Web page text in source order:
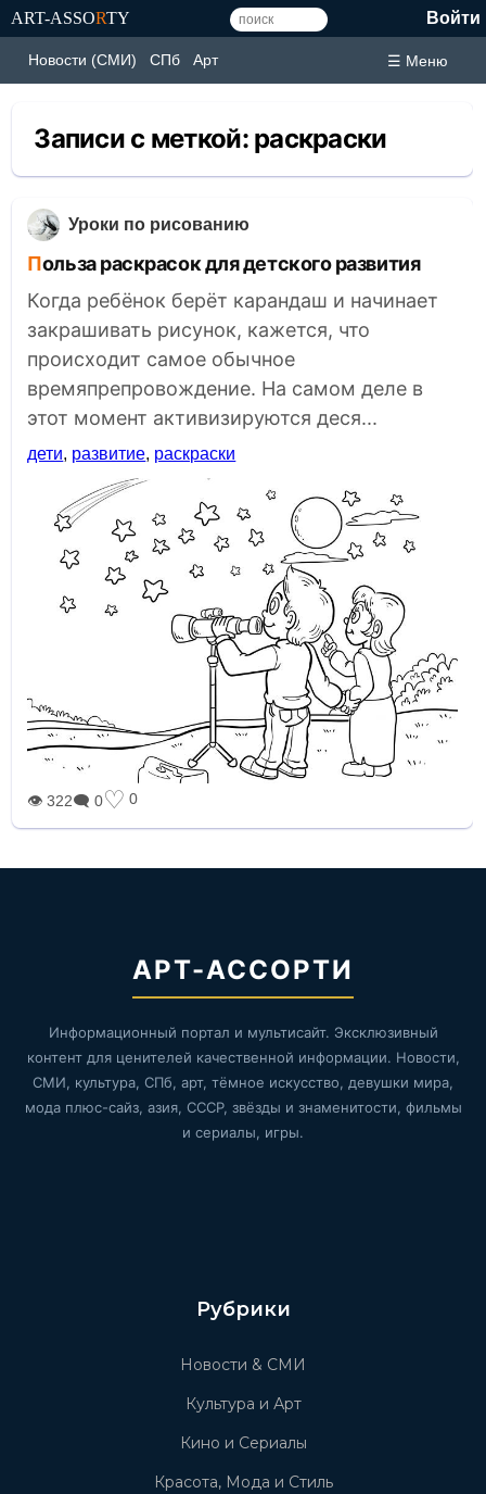
ART-ASSORTY Войти
Новости (СМИ) СПб Арт ☰ Меню
Записи с меткой: раскраски
Уроки по рисованию
Польза раскрасок для детского развития
Когда ребёнок берёт карандаш и начинает
закрашивать рисунок, кажется, что
происходит самое обычное
времяпрепровождение. На самом деле в
этот момент активизируются деся...
дети, развитие, раскраски
👁 322🗨 0♡ 0
АРТ-АССОРТИ
Информационный портал и мультисайт. Эксклюзивный
контент для ценителей качественной информации. Новости,
СМИ, культура, СПб, арт, тёмное искусство, девушки мира,
мода плюс-сайз, азия, СССР, звёзды и знаменитости, фильмы
и сериалы, игры.
Рубрики
Новости & СМИ
Культура и Арт
Кино и Сериалы
Красота, Мода и Стиль